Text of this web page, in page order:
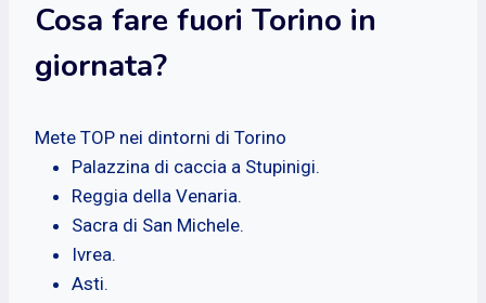
Cosa fare fuori Torino in
giornata?
Mete TOP nei dintorni di Torino
Palazzina di caccia a Stupinigi.
Reggia della Venaria.
Sacra di San Michele.
Ivrea.
Asti.